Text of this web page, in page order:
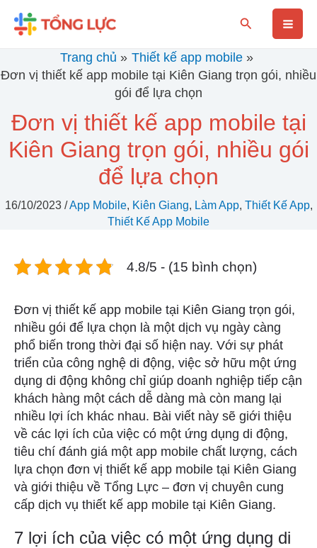
Tìm
Trang chủ
Thiết kế app mobile
Đơn vị thiết kế app mobile tại Kiên Giang trọn gói, nhiều
gói để lựa chọn
Đơn vị thiết kế app mobile tại
Kiên Giang trọn gói, nhiều gói
để lựa chọn
16/10/2023 /App Mobile, Kiên Giang, Làm App, Thiết Kế App,
Thiết Kế App Mobile
4.8/5 - (15 bình chọn)
Đơn vị thiết kế app mobile tại Kiên Giang trọn gói,
nhiều gói để lựa chọn là một dịch vụ ngày càng
phổ biến trong thời đại số hiện nay. Với sự phát
triển của công nghệ di động, việc sở hữu một ứng
dụng di động không chỉ giúp doanh nghiệp tiếp cận
khách hàng một cách dễ dàng mà còn mang lại
nhiều lợi ích khác nhau. Bài viết này sẽ giới thiệu
về các lợi ích của việc có một ứng dụng di động,
tiêu chí đánh giá một app mobile chất lượng, cách
lựa chọn đơn vị thiết kế app mobile tại Kiên Giang
và giới thiệu về Tổng Lực – đơn vị chuyên cung
cấp dịch vụ thiết kế app mobile tại Kiên Giang.
7 lợi ích của việc có một ứng dụng di